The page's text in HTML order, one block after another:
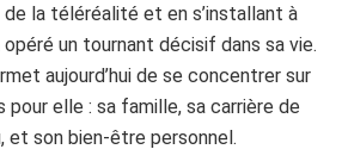
la téléréalité et en s’installant à
opéré un tournant décisif dans sa vie.
aujourd’hui de se concentrer sur
elle : sa famille, sa carrière de
et son bien-être personnel.